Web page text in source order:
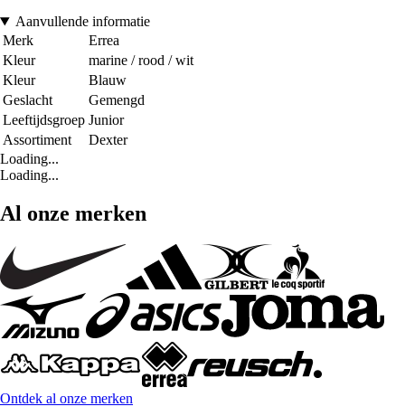
Aanvullende informatie
Merk
Errea
Kleur
marine / rood / wit
Kleur
Blauw
Geslacht
Gemengd
Leeftijdsgroep Junior
Assortiment
Dexter
Loading...
Loading...
Al onze merken
Ontdek al onze merken